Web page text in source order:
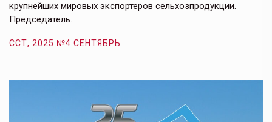
крупнейших мировых экспортеров сельхозпродукции.
Председатель…
ССТ, 2025 №4 СЕНТЯБРЬ